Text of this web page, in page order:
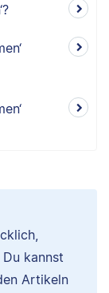
kannst
Artikeln